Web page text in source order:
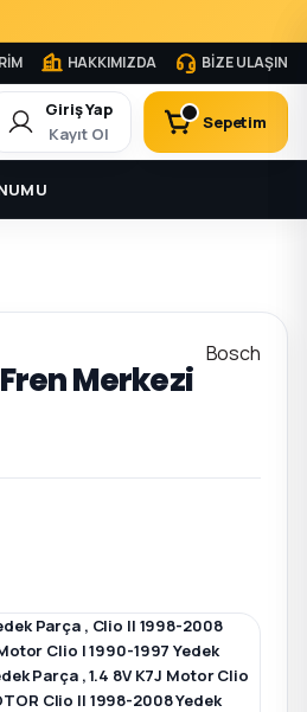
HAKKIMIZDA BİZE ULAŞIN
Giriş Yap
Kayıt Ol
Sepetim
Merkezi
Bosch
Parça , Clio II 1998-2008
Clio I 1990-1997 Yedek
Parça ,1.4 8V K7J Motor Clio
Clio II 1998-2008 Yedek